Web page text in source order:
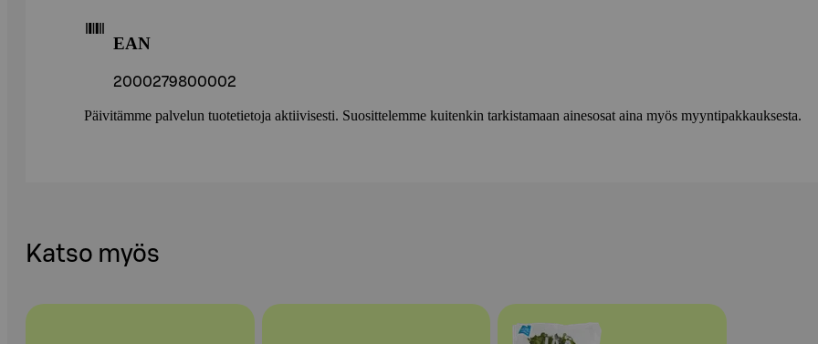
EAN
2000279800002
Päivitämme palvelun tuotetietoja aktiivisesti. Suosittelemme kuitenkin tarkistamaan ainesosat aina myös myyntipakkauksesta.
Katso myös